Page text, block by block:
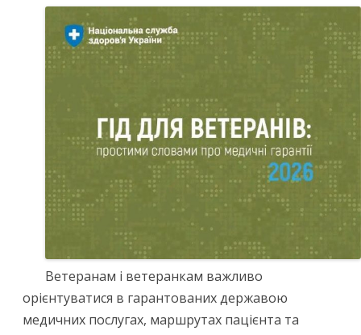
Ветеранам і ветеранкам важливо
орієнтуватися в гарантованих державою
медичних послугах, маршрутах пацієнта та